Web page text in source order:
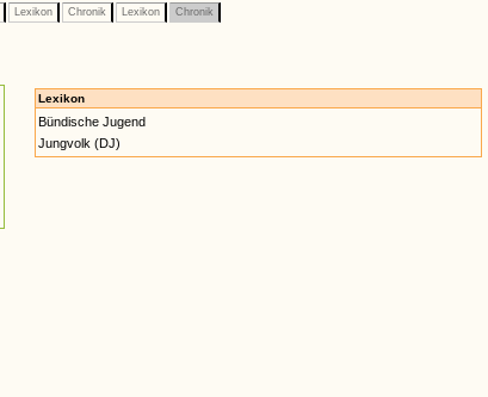
Lexikon Chronik Lexikon Chronik
Lexikon
Bündische Jugend
Jungvolk (DJ)